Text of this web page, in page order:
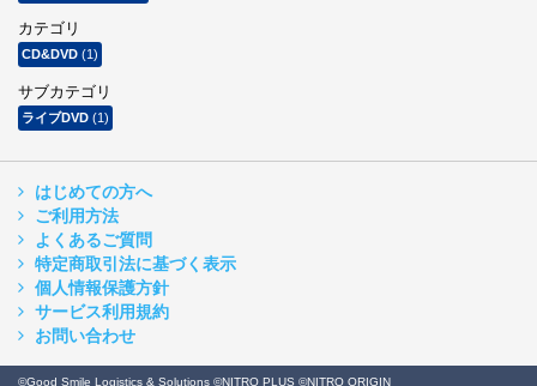
カテゴリ
CD&DVD (1)
サブカテゴリ
ライブDVD (1)
はじめての方へ
ご利用方法
よくあるご質問
特定商取引法に基づく表示
個人情報保護方針
サービス利用規約
お問い合わせ
©Good Smile Logistics & Solutions ©NITRO PLUS ©NITRO ORIGIN